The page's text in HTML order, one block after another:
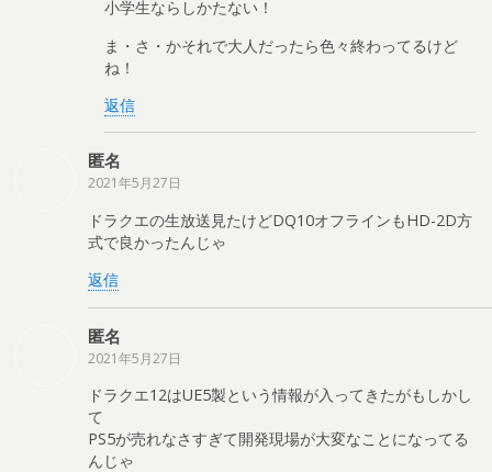
小学生ならしかたない！
ま・さ・かそれで大人だったら色々終わってるけど
ね！
返信
匿名
2021年5月27日
ドラクエの生放送見たけどDQ10オフラインもHD-2D方
式で良かったんじゃ
返信
匿名
2021年5月27日
ドラクエ12はUE5製という情報が入ってきたがもしかし
て
PS5が売れなさすぎて開発現場が大変なことになってる
んじゃ